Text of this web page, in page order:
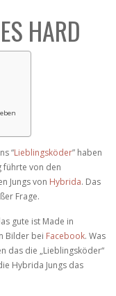
HARD
“Lieblingsköder” haben
führte von den
Jungs von Hybrida. Das
Frage.
gute ist Made in
Bilder bei Facebook. Was
das die „Lieblingsköder“
Hybrida Jungs das